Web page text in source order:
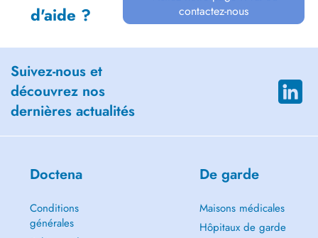
d'aide ?
contactez-nous
Suivez-nous et
découvrez nos
dernières actualités
Doctena
Conditions
générales
De garde
Maisons médicales
Hôpitaux de garde